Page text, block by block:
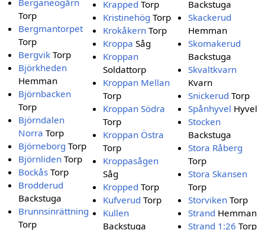
Berganeögårn
Torp
Bergmantorpet
Torp
Bergvik Torp
Björkheden
Hemman
Björnbacken
Torp
Björndalen
Norra Torp
Björneborg Torp
Björnliden Torp
Bockås Torp
Brodderud
Backstuga
Brunnsinrättning
Torp
Krapped Torp
Kristinehög Torp
Krokåkern Torp
Kroppa Såg
Kroppan
Soldattorp
Kroppan Mellan
Torp
Kroppan Södra
Torp
Kroppan Östra
Torp
Kroppasågen
Såg
Kropped Torp
Kufverud Torp
Kullen
Backstuga
Backstuga
Skackerud
Hemman
Skomakerud
Backstuga
Skvaltkvarn
Kvarn
Snickerud Torp
Spånhyvel Hyvel
Stocken
Backstuga
Stora Råberg
Torp
Stora Skansen
Torp
StorvikenTorp
Strand Hemman
Strand 1:26 Torp